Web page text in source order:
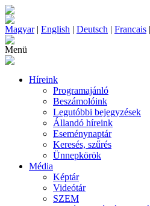
Magyar| English | Deutsch | Francais |
Menü
Híreink
Programajánló
Beszámolóink
Legutóbbi bejegyzések
Állandó híreink
Eseménynaptár
Keresés, szűrés
Ünnepkörök
Média
Képtár
Videótár
SZEM